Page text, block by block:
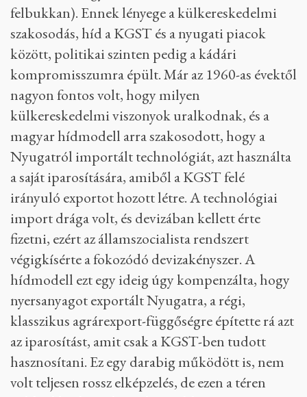
felbukkan). Ennek lényege a külkereskedelmi
szakosodás, híd a KGST és a nyugati piacok
között, politikai szinten pedig a kádári
kompromisszumra épült. Már az 1960-as évektől
nagyon fontos volt, hogy milyen
külkereskedelmi viszonyok uralkodnak, és a
magyar hídmodell arra szakosodott, hogy a
Nyugatról importált technológiát, azt használta
a saját iparosítására, amiből a KGST felé
irányuló exportot hozott létre. A technológiai
import drága volt, és devizában kellett érte
fizetni, ezért az államszocialista rendszert
végigkísérte a fokozódó devizakényszer. A
hídmodell ezt egy ideig úgy kompenzálta, hogy
nyersanyagot exportált Nyugatra, a régi,
klasszikus agrárexport-függőségre építette rá azt
az iparosítást, amit csak a KGST-ben tudott
hasznosítani. Ez egy darabig működött is, nem
volt teljesen rossz elképzelés, de ezen a téren